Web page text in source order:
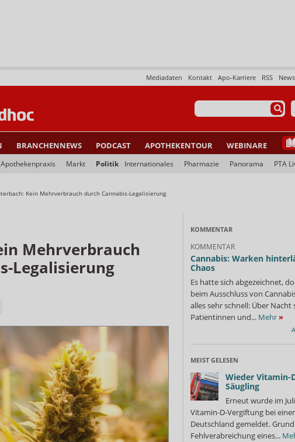
RSS
Apo-Karriere
Kontakt
Mediadaten
BRANCHENNEWS PODCAST APOTHEKENTOUR WEBINARE
Apothekenpraxis Markt Politik Internationales Pharmazie Panorama PTA
Kein Mehrverbrauch durch Cannabis-Legalisierung
Mehrverbrauch
Legalisierung
KOMMENTAR
KOMMENTAR
Cannabis: Warken
Chaos
Es hatte sich abgezeichnet,
beim Ausschluss von
alles sehr schnell: Über Nacht
Patientinnen und... Mehr»
MEIST GELESEN
Wieder Vitamin-
Säugling
Erneut wurde im
Vitamin-D-Vergiftung bei
Deutschland gemeldet.
Fehlverabreichung eines...